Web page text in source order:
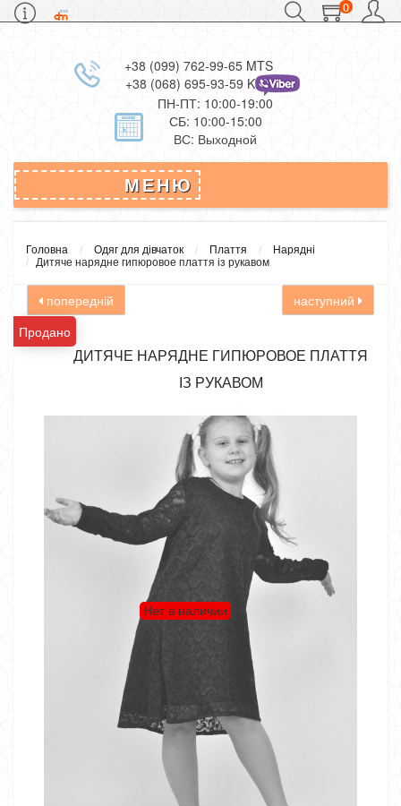
0
+38 (099) 762-99-65 MTS
+38 (068) 695-93-59 Kievstar
ПН-ПТ: 10:00-19:00
СБ: 10:00-15:00
ВС: Выходной
МЕНЮ
Головна Одяг для дівчаток Плаття
Нарядні
Дитяче нарядне гипюровое плаття із рукавом
попередній
наступний
Продано
ДИТЯЧЕ НАРЯДНЕ ГИПЮРОВОЕ ПЛАТТЯ
ІЗ РУКАВОМ
Нет в наличии